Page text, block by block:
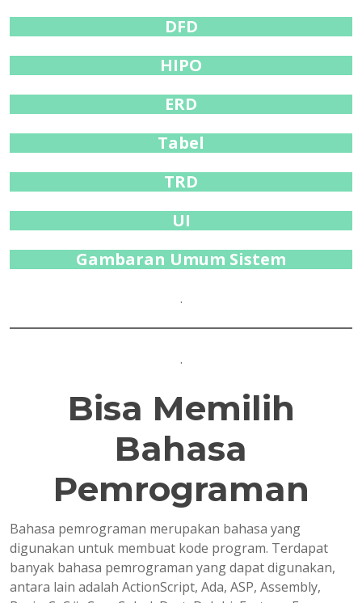
DFD
HIPO
ERD
Tabel
TRD
UI
Gambaran Umum Sistem
.
.
Bisa Memilih
Bahasa
Pemrograman
Bahasa pemrograman merupakan bahasa yang
digunakan untuk membuat kode program. Terdapat
banyak bahasa pemrograman yang dapat digunakan,
antara lain adalah ActionScript, Ada, ASP, Assembly,